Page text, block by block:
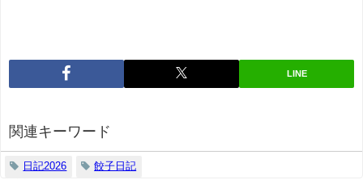
LINE
関連キーワード
日記2026 餃子日記